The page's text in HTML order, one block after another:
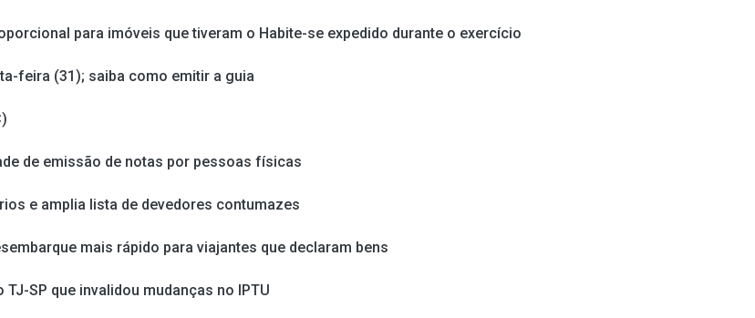
para imóveis que tiveram o Habite-se expedido durante o exercício
feira (31); saiba como emitir a guia
de emissão de notas por pessoas físicas
e amplia lista de devedores contumazes
mais rápido para viajantes que declaram bens
SP que invalidou mudanças no IPTU